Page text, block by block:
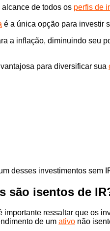
alcance de todos os perfis de
é a única opção para investir
a inflação, diminuindo seu
para diversificar sua
desses investimentos sem
são isentos de
ressaltar que os
de um ativo não